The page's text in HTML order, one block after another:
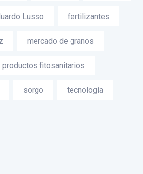
Lusso fertilizantes
mercado de granos
productos fitosanitarios
sorgo tecnología